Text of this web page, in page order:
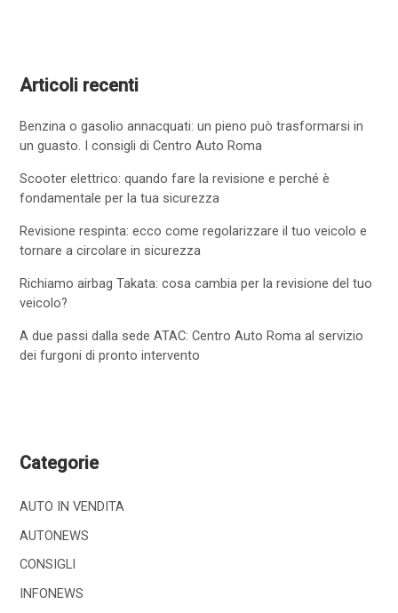
Articoli recenti
Benzina o gasolio annacquati: un pieno può trasformarsi in
un guasto. I consigli di Centro Auto Roma
Scooter elettrico: quando fare la revisione e perché è
fondamentale per la tua sicurezza
Revisione respinta: ecco come regolarizzare il tuo veicolo e
tornare a circolare in sicurezza
Richiamo airbag Takata: cosa cambia per la revisione del tuo
veicolo?
A due passi dalla sede ATAC: Centro Auto Roma al servizio
dei furgoni di pronto intervento
Categorie
AUTO IN VENDITA
AUTONEWS
CONSIGLI
INFONEWS